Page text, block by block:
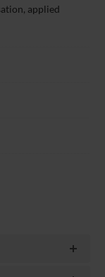
applied